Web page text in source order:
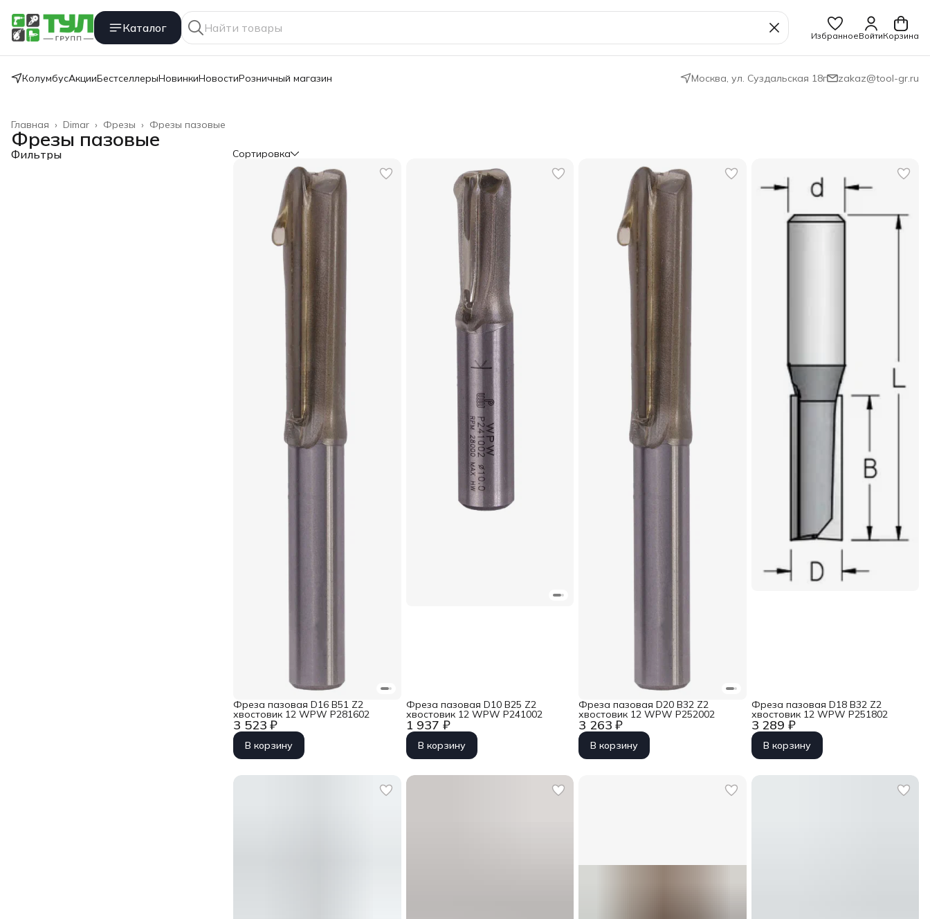
Каталог
ИзбранноеВойтиКорзина
КолумбусАкцииБестселлерыНовинкиНовостиРозничный магазин Москва, ул. Суздальская 18г zakaz@tool-gr.ru
Фрезы пазовые
Фрезы ›
Dimar ›
Главная ›
Фрезы пазовые
Фильтры Сортировка
3 523 ₽
Фреза пазовая D16 B51 Z2
хвостовик 12 WPW P281602
В корзину
1 937 ₽
Фреза пазовая D10 B25 Z2
хвостовик 12 WPW P241002
В корзину
3 263 ₽
Фреза пазовая D20 B32 Z2
хвостовик 12 WPW P252002
В корзину
3 289 ₽
Фреза пазовая D18 B32 Z2
хвостовик 12 WPW P251802
В корзину